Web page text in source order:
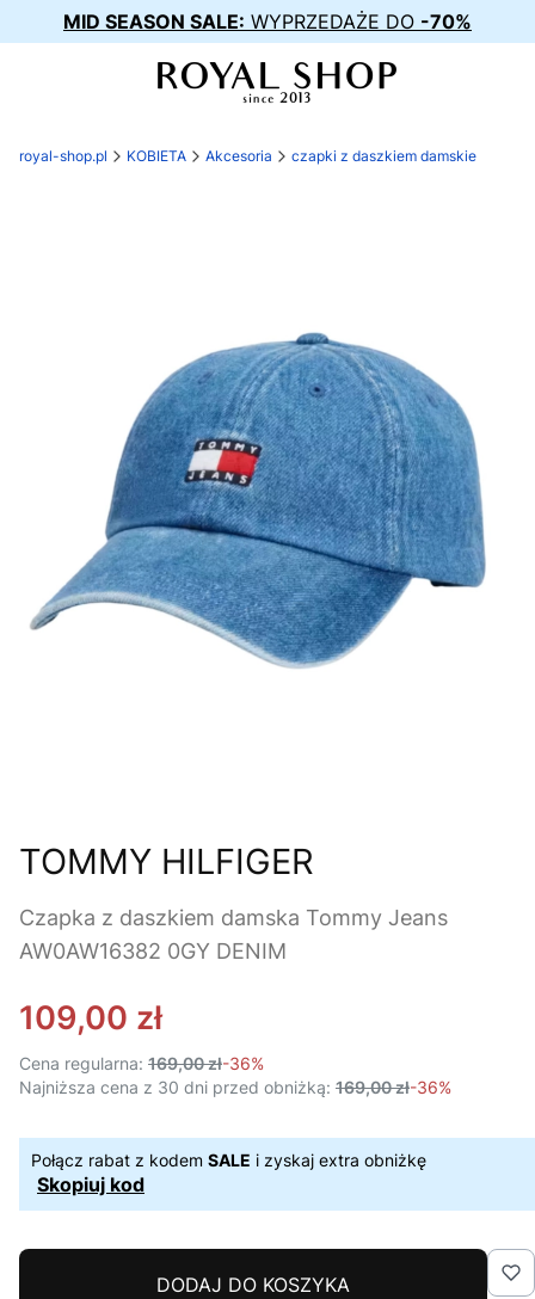
MID SEASON SALE: WYPRZEDAŻE DO -70%
royal-shop.pl KOBIETA Akcesoria czapki z daszkiem damskie
TOMMY HILFIGER
Czapka z daszkiem damska Tommy Jeans
AW0AW16382 0GY DENIM
109,00 zł
Cena regularna: 169,00 zł-36%
Najniższa cena z 30 dni przed obniżką: 169,00 zł-36%
Połącz rabat z kodem SALE i zyskaj extra obniżkę
Skopiuj kod
DODAJ DO KOSZYKA